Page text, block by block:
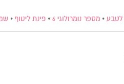
לטבע • מספר נומרולוגי 6 • פינת ליטוף •